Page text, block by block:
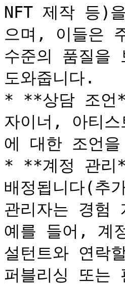
NFT 제작 등)
으며, 이들은
수준의 품질을
도와줍니다.
* **상담 조언
자이너, 아티
에 대한 조언
* **계정 관리
배정됩니다(추
관리자는 경험
예를 들어, 계
설턴트와 연락
퍼블리싱 또는